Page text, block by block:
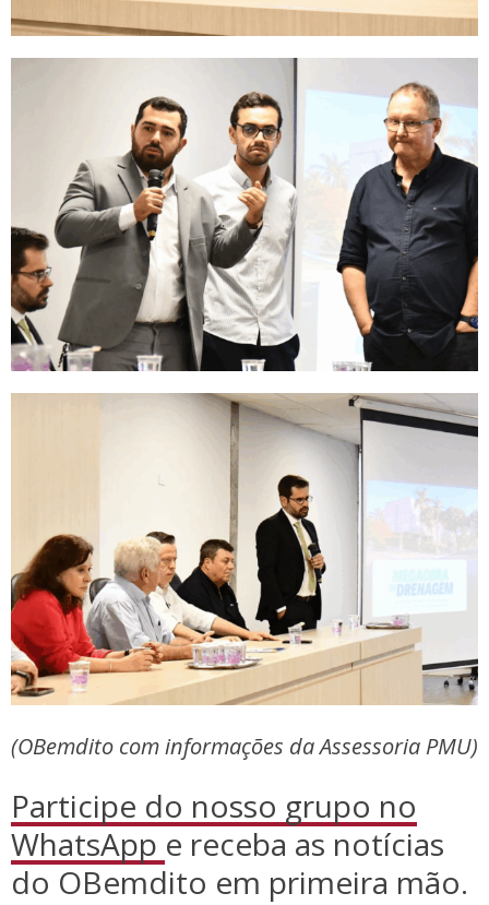
(OBemdito com informações da Assessoria PMU)
Participe do nosso grupo no
WhatsApp e receba as notícias
do OBemdito em primeira mão.